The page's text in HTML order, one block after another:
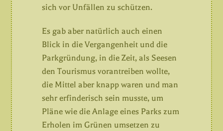
sich vor Unfällen zu schützen.
Es gab aber natürlich auch einen
Blick in die Vergangenheit und die
Parkgründung, in die Zeit, als Seesen
den Tourismus vorantreiben wollte,
die Mittel aber knapp waren und man
sehr erfinderisch sein musste, um
Pläne wie die Anlage eines Parks zum
Erholen im Grünen umsetzen zu